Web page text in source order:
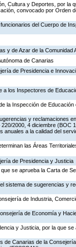
Cultura y Deportes, por la
convocado por Orden
del Cuerpo de
y de Azar de la Comunidad
de Canarias
de Presidencia e
a los Inspectores de
la Inspección de Educación
y reclamaciones
2000, 4 diciembre (BOC
a la calidad del
las Áreas
de Presidencia y Justicia
se aprueba la Carta de
sistema de sugerencias y
de Industria,
de Economía y
y Justicia, por la que
de Canarias de la